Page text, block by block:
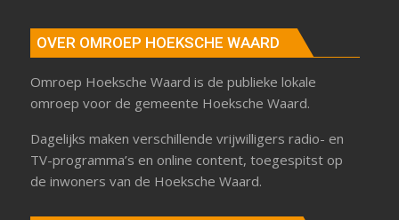
OVER OMROEP HOEKSCHE WAARD
Omroep Hoeksche Waard is de publieke lokale
omroep voor de gemeente Hoeksche Waard.
Dagelijks maken verschillende vrijwilligers radio- en
TV-programma’s en online content, toegespitst op
de inwoners van de Hoeksche Waard.